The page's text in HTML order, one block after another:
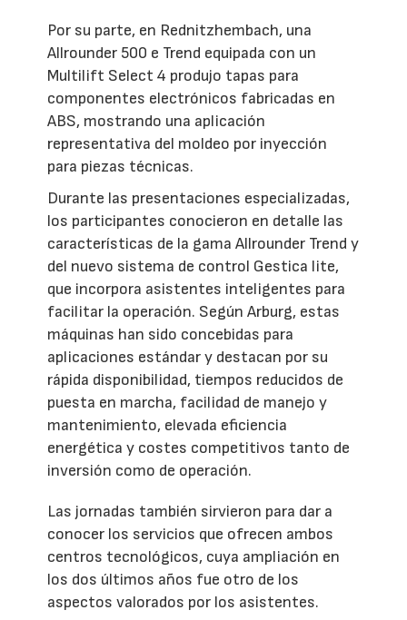
Por su parte, en Rednitzhembach, una
Allrounder 500 e Trend equipada con un
Multilift Select 4 produjo tapas para
componentes electrónicos fabricadas en
ABS, mostrando una aplicación
representativa del moldeo por inyección
para piezas técnicas.
Durante las presentaciones especializadas,
los participantes conocieron en detalle las
características de la gama Allrounder Trend y
del nuevo sistema de control Gestica lite,
que incorpora asistentes inteligentes para
facilitar la operación. Según Arburg, estas
máquinas han sido concebidas para
aplicaciones estándar y destacan por su
rápida disponibilidad, tiempos reducidos de
puesta en marcha, facilidad de manejo y
mantenimiento, elevada eficiencia
energética y costes competitivos tanto de
inversión como de operación.
Las jornadas también sirvieron para dar a
conocer los servicios que ofrecen ambos
centros tecnológicos, cuya ampliación en
los dos últimos años fue otro de los
aspectos valorados por los asistentes.